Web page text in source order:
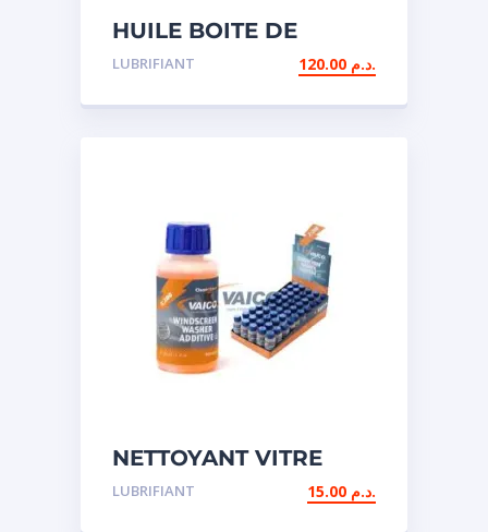
HUILE BOITE DE
VITESSE
LUBRIFIANT 120.00 د.م.
NETTOYANT VITRE
LUBRIFIANT 15.00 د.م.